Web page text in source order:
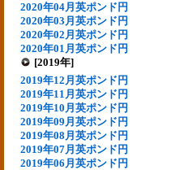
2020年04月英ポンド円
2020年03月英ポンド円
2020年02月英ポンド円
2020年01月英ポンド円
[2019年]
2019年12月英ポンド円
2019年11月英ポンド円
2019年10月英ポンド円
2019年09月英ポンド円
2019年08月英ポンド円
2019年07月英ポンド円
2019年06月英ポンド円